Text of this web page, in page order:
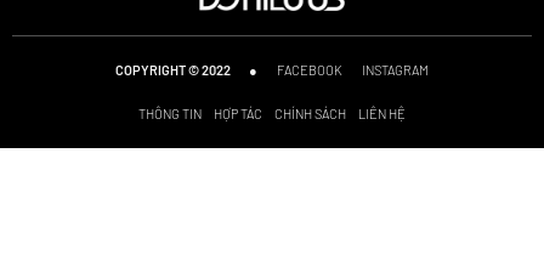
COPYRIGHT © 2022 ● FACEBOOK INSTAGRAM
THÔNG TIN HỢP TÁC CHÍNH SÁCH LIÊN HỆ